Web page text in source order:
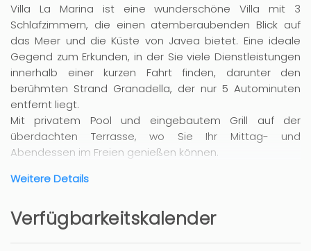
Villa La Marina ist eine wunderschöne Villa mit 3
Schlafzimmern, die einen atemberaubenden Blick auf
das Meer und die Küste von Javea bietet. Eine ideale
Gegend zum Erkunden, in der Sie viele Dienstleistungen
innerhalb einer kurzen Fahrt finden, darunter den
berühmten Strand Granadella, der nur 5 Autominuten
entfernt liegt.
Mit privatem Pool und eingebautem Grill auf der
überdachten Terrasse, wo Sie Ihr Mittag- und
Abendessen im Freien genießen können.
Weitere Details
Verfügbarkeitskalender